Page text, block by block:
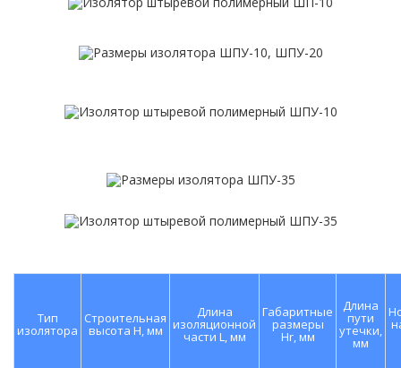
Тип
изолятора
Строительная
высота Н, мм
Длина
изоляционной
части L, мм
Габаритные
размеры
Hr, мм
Длина
пути
утечки,
мм